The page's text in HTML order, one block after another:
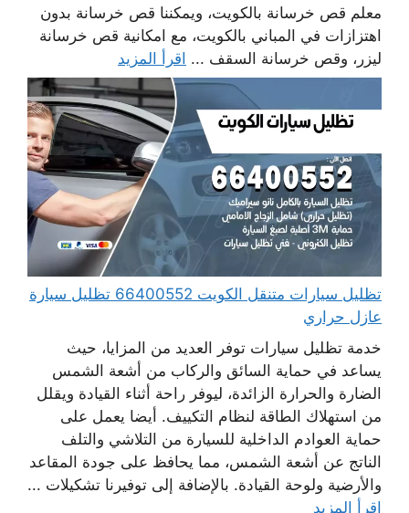
معلم قص خرسانة بالكويت، ويمكننا قص خرسانة بدون
اهتزازات في المباني بالكويت، مع امكانية قص خرسانة
ليزر، وقص خرسانة السقف ... اقرأ المزيد
تظليل سيارات متنقل الكويت 66400552 تظليل سيارة
عازل حراري
خدمة تظليل سيارات توفر العديد من المزايا، حيث
يساعد في حماية السائق والركاب من أشعة الشمس
الضارة والحرارة الزائدة، ليوفر راحة أثناء القيادة ويقلل
من استهلاك الطاقة لنظام التكييف. أيضا يعمل على
حماية العوادم الداخلية للسيارة من التلاشي والتلف
الناتج عن أشعة الشمس، مما يحافظ على جودة المقاعد
والأرضية ولوحة القيادة. بالإضافة إلى توفيرنا تشكيلات ...
اقرأ المزيد